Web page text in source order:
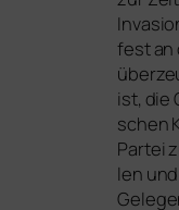
fest an
ist, die
schen
Partei
len